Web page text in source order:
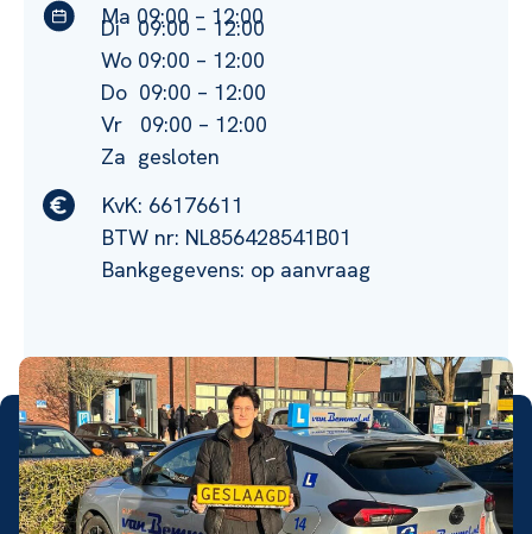
Ma 09:00 – 12:00
Di 09:00 – 12:00
Wo 09:00 – 12:00
Do 09:00 – 12:00
Vr 09:00 – 12:00
Za gesloten
KvK: 66176611
BTW nr: NL856428541B01
Bankgegevens: op aanvraag